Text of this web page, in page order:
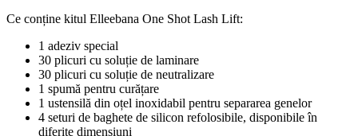
Ce conține kitul Elleebana One Shot Lash Lift:
1 adeziv special
30 plicuri cu soluție de laminare
30 plicuri cu soluție de neutralizare
1 spumă pentru curățare
1 ustensilă din oțel inoxidabil pentru separarea genelor
4 seturi de baghete de silicon refolosibile, disponibile în
diferite dimensiuni